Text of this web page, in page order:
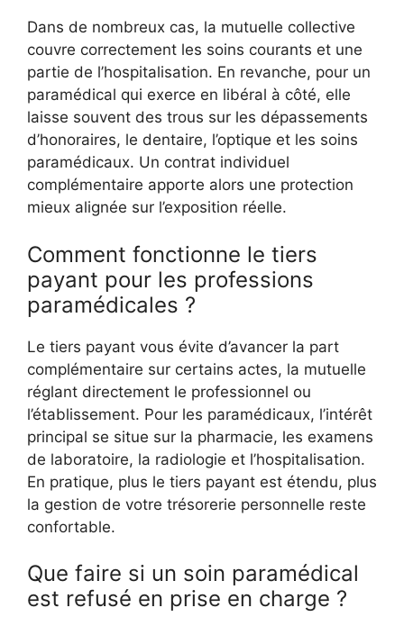
Dans de nombreux cas, la mutuelle collective
couvre correctement les soins courants et une
partie de l’hospitalisation. En revanche, pour un
paramédical qui exerce en libéral à côté, elle
laisse souvent des trous sur les dépassements
d’honoraires, le dentaire, l’optique et les soins
paramédicaux. Un contrat individuel
complémentaire apporte alors une protection
mieux alignée sur l’exposition réelle.
Comment fonctionne le tiers
payant pour les professions
paramédicales ?
Le tiers payant vous évite d’avancer la part
complémentaire sur certains actes, la mutuelle
réglant directement le professionnel ou
l’établissement. Pour les paramédicaux, l’intérêt
principal se situe sur la pharmacie, les examens
de laboratoire, la radiologie et l’hospitalisation.
En pratique, plus le tiers payant est étendu, plus
la gestion de votre trésorerie personnelle reste
confortable.
Que faire si un soin paramédical
est refusé en prise en charge ?